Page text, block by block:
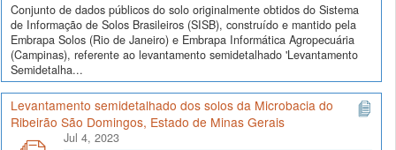
Conjunto de dados públicos do solo originalmente obtidos do Sistema
de Informação de Solos Brasileiros (SISB), construído e mantido pela
Embrapa Solos (Rio de Janeiro) e Embrapa Informática Agropecuária
(Campinas), referente ao levantamento semidetalhado 'Levantamento
Semidetalha...
Levantamento semidetalhado dos solos da Microbacia do
Ribeirão São Domingos, Estado de Minas Gerais
Jul 4, 2023